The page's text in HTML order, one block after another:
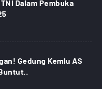
Dalam Pembuka
Gedung Kemlu AS